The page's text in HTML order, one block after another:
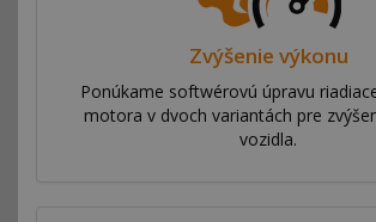
Zvýšenie výkonu
Ponúkame softwérovú úpravu
motora v dvoch variantách pre
vozidla.